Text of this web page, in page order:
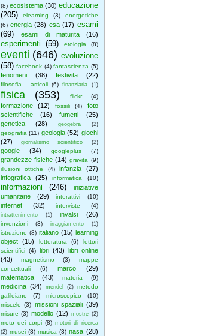
(8) ecosistema (30) educazione
(205)
elearning (3)
energetiche
(6) energia (28) esa (17) esami
(69)
esami di maturita (16)
esperimenti (59) etologia (8)
eventi (646) evoluzione
(58) facebook (4) fantascienza (5)
fenomeni (38) festivita (22)
filosofia - articoli (6) finanziaria (1)
fisica (353) flickr (4)
formazione (12) fossili (4)
foto
scientifiche
(16) fumetti
(25)
genetica
(28) geogebra (2)
geografia (11) geologia (52) giochi
(27)
giornalismo scientifico (2)
google (34) googleplus (7)
grandezze fisiche (14) gravita (9)
illusioni ottiche
(4) infanzia
(27)
infografica
(25) informatica (10)
informazioni (246)
iniziative
umanitarie
(29) interattivi (10)
internet (32) interviste (4)
intrattenimento (1) invalsi (26)
invenzioni (3) irraggiamento (1)
istruzione (8) italiano (15) learning
object
(15) letteratura (6)
lettori
scientifici (4) libri (43) libri online
(43)
magnetismo (3)
mappe
concettuali
(6) marco
(29)
matematica
(43) materia (9)
medicina (34) mendel (2)
metodo
galileiano
(7) microscopico
(10)
miscele (3) missioni spaziali (39)
misure (3) modello (12) mostre (2)
moto dei corpi (8) motori di ricerca
(2) musei (8) musica (3) nasa (28)